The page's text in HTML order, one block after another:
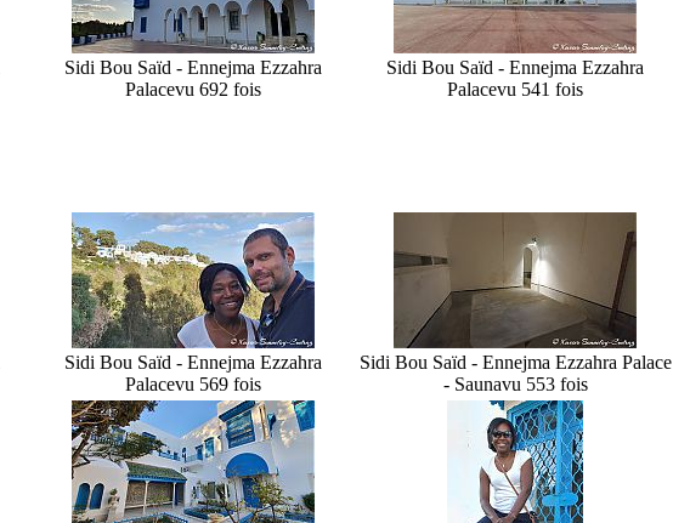
Sidi Bou Saïd - Ennejma Ezzahra
Palacevu 692 fois
Sidi Bou Saïd - Ennejma Ezzahra
Palacevu 541 fois
Sidi Bou Saïd - Ennejma Ezzahra
Palacevu 569 fois
Sidi Bou Saïd - Ennejma Ezzahra Palace
- Saunavu 553 fois